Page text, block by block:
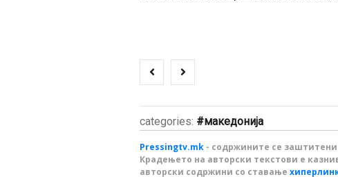
categories: македонија
Pressingtv.mk - содржините се
Крадењето на авторски текстови е
авторски содржини со ставање